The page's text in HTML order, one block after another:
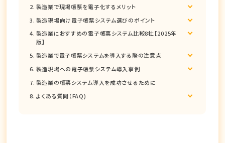
製造業で現場帳票を電子化するメリット
製造現場向け電子帳票システム選びのポイント
製造業におすすめの電子帳票システム比較8社【2025年
版】
製造業で電子帳票システムを導入する際の注意点
製造現場への電子帳票システム導入事例
製造業の帳票システム導入を成功させるために
よくある質問（FAQ)